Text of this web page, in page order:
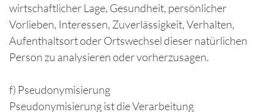
wirtschaftlicher Lage, Gesundheit, persönlicher
Vorlieben, Interessen, Zuverlässigkeit, Verhalten,
Aufenthaltsort oder Ortswechsel dieser natürlichen
Person zu analysieren oder vorherzusagen.
f) Pseudonymisierung
Pseudonymisierung ist die Verarbeitung